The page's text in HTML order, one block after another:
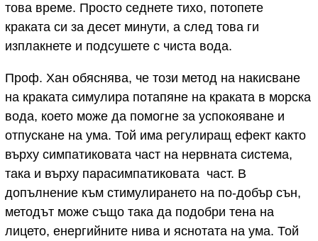
това време. Просто седнете тихо, потопете
краката си за десет минути, а след това ги
изплакнете и подсушете с чиста вода.
Проф. Хан обяснява, че този метод на накисване
на краката симулира потапяне на краката в морска
вода, което може да помогне за успокояване и
отпускане на ума. Той има регулиращ ефект както
върху симпатиковата част на нервната система,
така и върху парасимпатиковата част. В
допълнение към стимулирането на по-добър сън,
методът може също така да подобри тена на
лицето, енергийните нива и яснотата на ума. Той